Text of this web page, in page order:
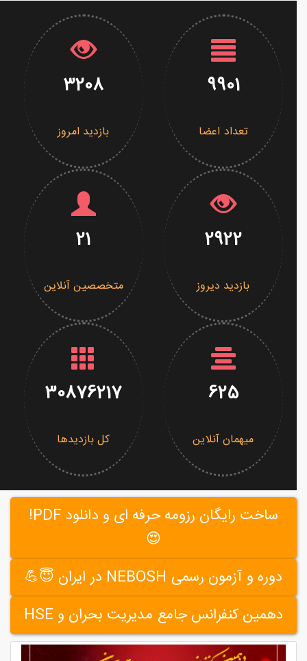
9901
تعداد اعضا
3208
بازدید امروز
2922
بازدید دیروز
21
متخصصین آنلاین
625
میهمان آنلاین
30876217
کل بازدیدها
ساخت رایگان رزومه حرفه ای و دانلود PDF!
😍
دوره و آزمون رسمی NEBOSH در ایران 😇💪
دهمین کنفرانس جامع مدیریت بحران و HSE